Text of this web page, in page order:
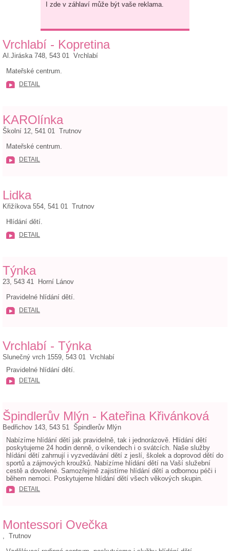
I zde v záhlaví může být vaše reklama.
Vrchlabí - Kopretina
Al.Jiráska 748, 543 01 Vrchlabí
Mateřské centrum.
DETAIL
KAROlínka
Školní 12, 541 01 Trutnov
Mateřské centrum.
DETAIL
Lidka
Křižíkova 554, 541 01 Trutnov
Hlídání dětí.
DETAIL
Týnka
23, 543 41 Horní Lánov
Pravidelné hlídání dětí.
DETAIL
Vrchlabí - Týnka
Slunečný vrch 1559, 543 01 Vrchlabí
Pravidelné hlídání dětí.
DETAIL
Špindlerův Mlýn - Kateřina Křivánková
Bedřichov 143, 543 51 Špindlerův Mlýn
Nabízíme hlídání dětí jak pravidelně, tak i jednorázově. Hlídání dětí
poskytujeme 24 hodin denně, o víkendech i o svátcích. Naše služby
hlídání dětí zahrnují i vyzvedávání dětí z jeslí, školek a doprovod dětí do
sportů a zájmových kroužků. Nabízíme hlídání dětí na Vaší služební
cestě a dovolené. Samozřejmě zajistíme hlídání dětí a odbornou péči i
během nemoci. Poskytujeme hlídání dětí všech věkových skupin.
DETAIL
Montessori Ovečka
, Trutnov